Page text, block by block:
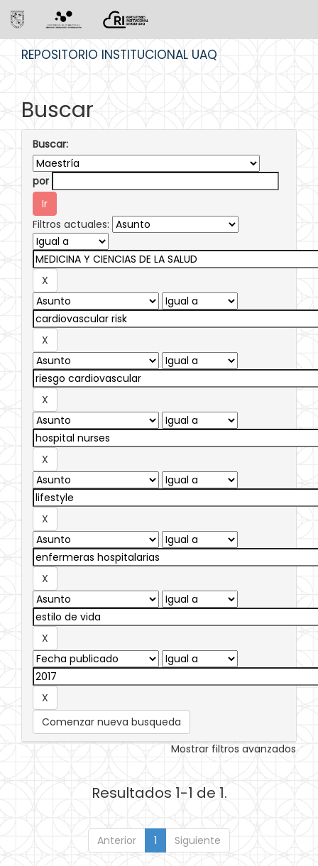
REPOSITORIO INSTITUCIONAL UAQ
Buscar
Buscar:
por
Filtros actuales:
Comenzar nueva busqueda
Mostrar filtros avanzados
Resultados 1-1 de 1.
Anterior 1 Siguiente